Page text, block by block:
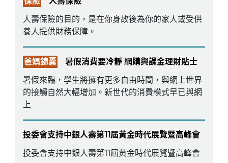
人壽保險的目的，是在你身故後為你的家人或受供
養人提供財務保障。
爸媽錦囊
暑假消費要冷靜 網購與課金理財貼士
暑假來臨，學生將擁有更多自由時間，與網上世界
的接觸自然大幅增加。新世代的消費模式早已與網
上
投委會支持中銀人壽第11屆黃金時代展覽暨高峰會
投委會支持中銀人壽第11屆黃金時代展覽暨高峰會